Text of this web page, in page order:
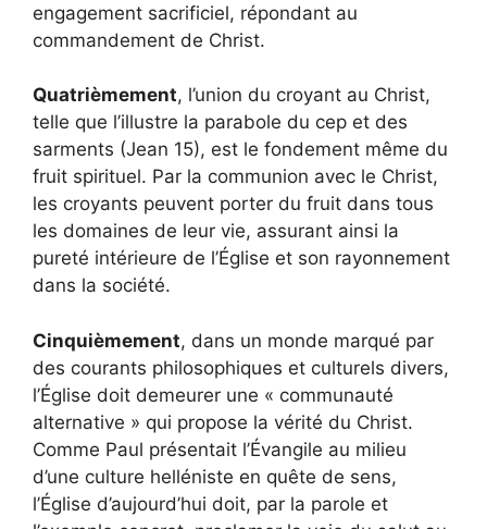
engagement sacrificiel, répondant au
commandement de Christ.
Quatrièmement, l’union du croyant au Christ,
telle que l’illustre la parabole du cep et des
sarments (Jean 15), est le fondement même du
fruit spirituel. Par la communion avec le Christ,
les croyants peuvent porter du fruit dans tous
les domaines de leur vie, assurant ainsi la
pureté intérieure de l’Église et son rayonnement
dans la société.
Cinquièmement, dans un monde marqué par
des courants philosophiques et culturels divers,
l’Église doit demeurer une « communauté
alternative » qui propose la vérité du Christ.
Comme Paul présentait l’Évangile au milieu
d’une culture helléniste en quête de sens,
l’Église d’aujourd’hui doit, par la parole et